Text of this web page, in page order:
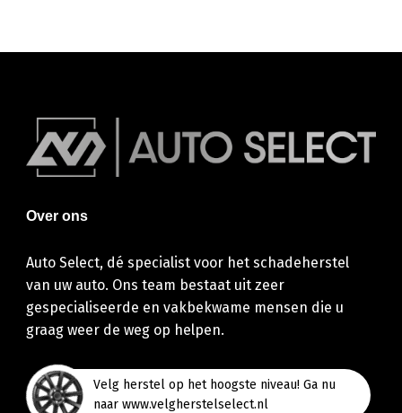
Over ons
Auto Select, dé specialist voor het schadeherstel
van uw auto. Ons team bestaat uit zeer
gespecialiseerde en vakbekwame mensen die u
graag weer de weg op helpen.
Velg herstel op het hoogste niveau! Ga nu
naar www.velgherstelselect.nl